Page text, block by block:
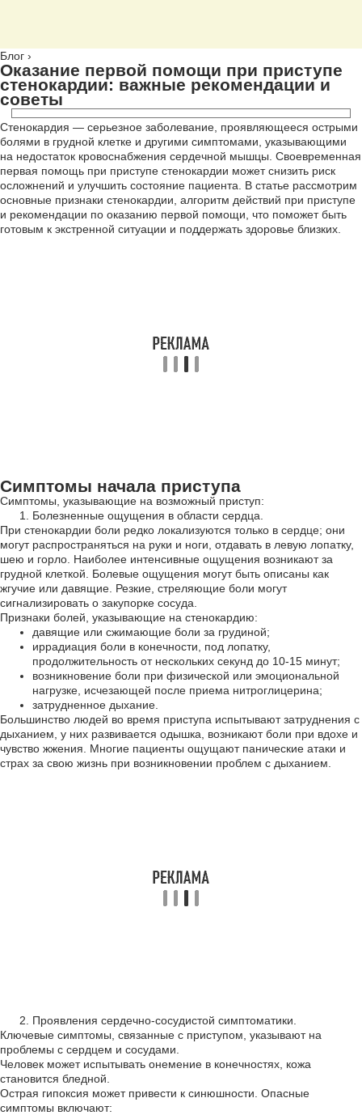
Блог ›
Оказание первой помощи при приступе
стенокардии: важные рекомендации и
советы
Стенокардия — серьезное заболевание, проявляющееся острыми
болями в грудной клетке и другими симптомами, указывающими
на недостаток кровоснабжения сердечной мышцы. Своевременная
первая помощь при приступе стенокардии может снизить риск
осложнений и улучшить состояние пациента. В статье рассмотрим
основные признаки стенокардии, алгоритм действий при приступе
и рекомендации по оказанию первой помощи, что поможет быть
готовым к экстренной ситуации и поддержать здоровье близких.
Симптомы начала приступа
Симптомы, указывающие на возможный приступ:
Болезненные ощущения в области сердца.
При стенокардии боли редко локализуются только в сердце; они
могут распространяться на руки и ноги, отдавать в левую лопатку,
шею и горло. Наиболее интенсивные ощущения возникают за
грудной клеткой. Болевые ощущения могут быть описаны как
жгучие или давящие. Резкие, стреляющие боли могут
сигнализировать о закупорке сосуда.
Признаки болей, указывающие на стенокардию:
давящие или сжимающие боли за грудиной;
иррадиация боли в конечности, под лопатку,
продолжительность от нескольких секунд до 10-15 минут;
возникновение боли при физической или эмоциональной
нагрузке, исчезающей после приема нитроглицерина;
затрудненное дыхание.
Большинство людей во время приступа испытывают затруднения с
дыханием, у них развивается одышка, возникают боли при вдохе и
чувство жжения. Многие пациенты ощущают панические атаки и
страх за свою жизнь при возникновении проблем с дыханием.
Проявления сердечно-сосудистой симптоматики.
Ключевые симптомы, связанные с приступом, указывают на
проблемы с сердцем и сосудами.
Человек может испытывать онемение в конечностях, кожа
становится бледной.
Острая гипоксия может привести к синюшности. Опасные
симптомы включают: